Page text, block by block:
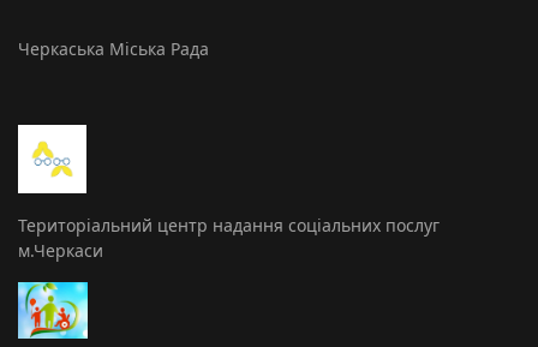
Черкаська Міська Рада
Територіальний центр надання соціальних послуг
м.Черкаси